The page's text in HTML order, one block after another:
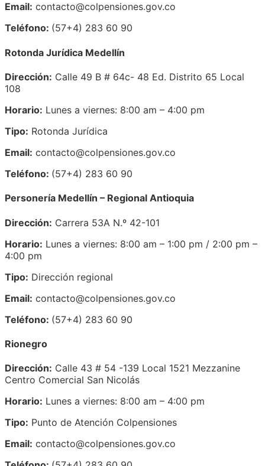
Email: contacto@colpensiones.gov.co
Teléfono: (57+4) 283 60 90
Rotonda Jurídica Medellín
Dirección: Calle 49 B # 64c- 48 Ed. Distrito 65 Local
108
Horario: Lunes a viernes: 8:00 am – 4:00 pm
Tipo: Rotonda Jurídica
Email: contacto@colpensiones.gov.co
Teléfono: (57+4) 283 60 90
Personería Medellín – Regional Antioquia
Dirección: Carrera 53A N.º 42-101
Horario: Lunes a viernes: 8:00 am – 1:00 pm / 2:00 pm –
4:00 pm
Tipo: Dirección regional
Email: contacto@colpensiones.gov.co
Teléfono: (57+4) 283 60 90
Rionegro
Dirección: Calle 43 # 54 -139 Local 1521 Mezzanine
Centro Comercial San Nicolás
Horario: Lunes a viernes: 8:00 am – 4:00 pm
Tipo: Punto de Atención Colpensiones
Email: contacto@colpensiones.gov.co